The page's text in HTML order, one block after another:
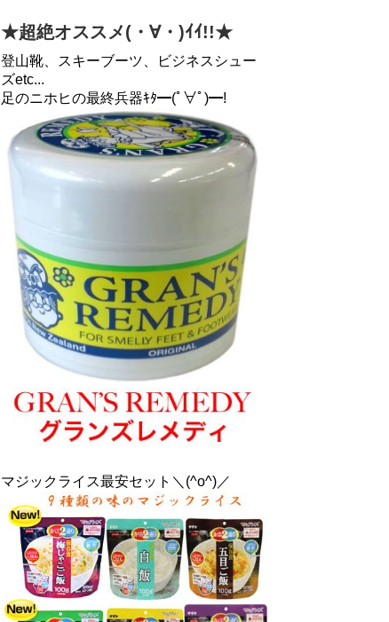
★超絶オススメ(・∀・)ｲｲ!!★
登山靴、スキーブーツ、ビジネスシュー
ズetc...
足のニホヒの最終兵器ｷﾀ━(ﾟ∀ﾟ)━!
マジックライス最安セット＼(^o^)／